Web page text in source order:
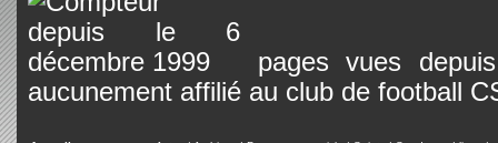
pages vues
aucunement affilié au club de football